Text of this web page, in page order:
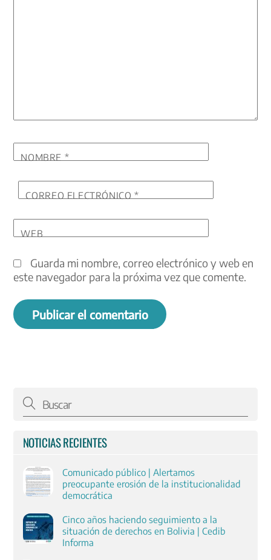
NOMBRE *
CORREO ELECTRÓNICO*
WEB
Guarda mi nombre, correo electrónico y web en
este navegador para la próxima vez que comente.
NOTICIAS RECIENTES
Comunicado público | Alertamos
preocupante erosión de la institucionalidad
democrática
Cinco años haciendo seguimiento a la
situación de derechos en Bolivia | Cedib
Informa